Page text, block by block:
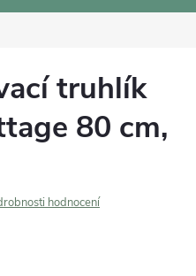
truhlík
80 cm,
hodnocení